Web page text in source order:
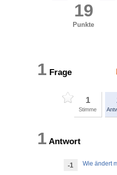
19
Punkte
1 Frage
1
Stimme
1
-1 Wie ändert